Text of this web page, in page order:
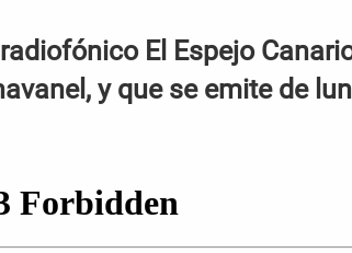
El Espejo
y que se emite de